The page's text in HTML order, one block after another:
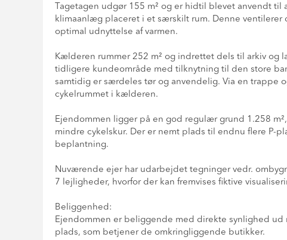
Tagetagen udgør 155 m² og er hidtil blevet anvendt
klimaanlæg placeret i et særskilt rum. Denne
optimal udnyttelse af varmen.
Kælderen rummer 252 m² og indrettet dels til arkiv og
tidligere kundeområde med tilknytning til den store
samtidig er særdeles tør og anvendelig. Via en trappe
cykelrummet i kælderen.
Ejendommen ligger på en god regulær grund 1.258
mindre cykelskur. Der er nemt plads til endnu flere P-
beplantning.
Nuværende ejer har udarbejdet tegninger vedr.
7 lejligheder, hvorfor der kan fremvises fiktive
Beliggenhed:
Ejendommen er beliggende med direkte synlighed
plads, som betjener de omkringliggende butikker.